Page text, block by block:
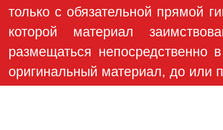
только с обязательной прямой
которой материал
размещаться непосредственно
оригинальный материал, до или